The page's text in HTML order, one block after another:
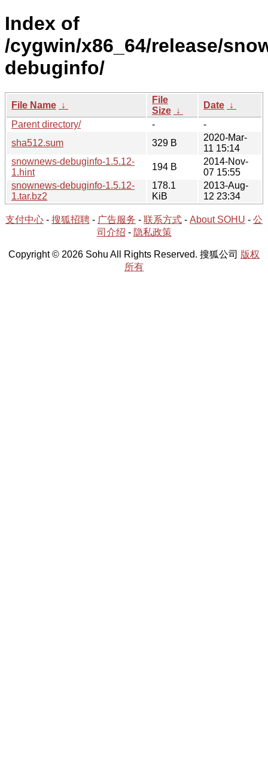
Index of
/cygwin/x86_64/release/
debuginfo/
File Name ↓
File
Size ↓
Date ↓
Parent directory/
-
-
sha512.sum
329 B
2020-Mar-
11 15:14
snownews-debuginfo-1.5.12-
1.hint
194 B
2014-Nov-
07 15:55
snownews-debuginfo-1.5.12-
1.tar.bz2
178.1
KiB
2013-Aug-
12 23:34
支付中心 - 搜狐招聘 - 广告服务 - 联系方式 - About SOHU - 公
司介绍 - 隐私政策
Copyright © 2026 Sohu All Rights Reserved. 搜狐公司 版权
所有